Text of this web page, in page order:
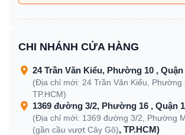
CHI NHÁNH CỬA HÀNG
24 Trần Văn Kiểu, Phường 10 , Quận
(Địa chỉ mới: 24 Trần Văn Kiểu, Phường
TP.HCM)
1369 đường 3/2, Phường 16 , Quận
(Địa chỉ mới: 1369 đường 3/2, Phường
(gần cầu vượt Cây Gõ), TP.HCM)